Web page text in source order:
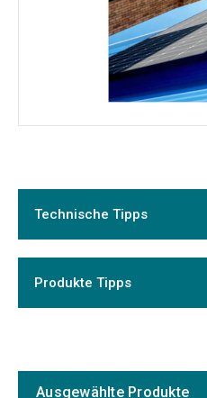
Nominale Materialdicke
Technische Tipps
Produkte Tipps
Ausgewählte Produkte